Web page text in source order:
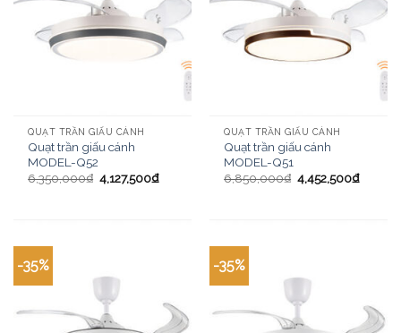
QUẠT TRẦN GIẤU CÁNH
Quạt trần giấu cánh
MODEL-Q52
6,350,000₫ 4,127,500₫
QUẠT TRẦN GIẤU CÁNH
Quạt trần giấu cánh
MODEL-Q51
6,850,000₫ 4,452,500₫
-35% -35%